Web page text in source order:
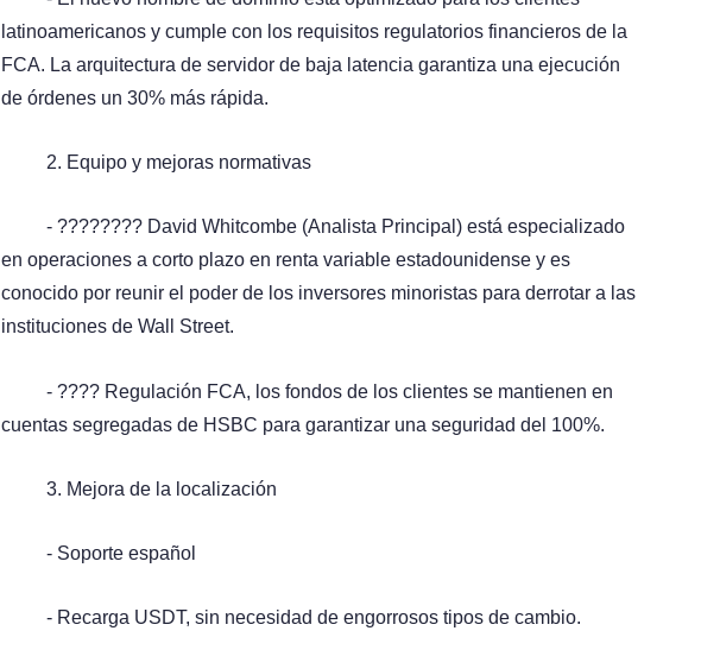
latinoamericanos y cumple con los requisitos regulatorios financieros de la
FCA. La arquitectura de servidor de baja latencia garantiza una ejecución
de órdenes un 30% más rápida.
2. Equipo y mejoras normativas
- ????‍???? David Whitcombe (Analista Principal) está especializado
en operaciones a corto plazo en renta variable estadounidense y es
conocido por reunir el poder de los inversores minoristas para derrotar a las
instituciones de Wall Street.
- ???? Regulación FCA, los fondos de los clientes se mantienen en
cuentas segregadas de HSBC para garantizar una seguridad del 100%.
3. Mejora de la localización
- Soporte español
- Recarga USDT, sin necesidad de engorrosos tipos de cambio.